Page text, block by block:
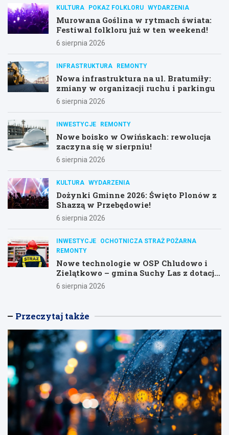
KULTURA POKAZ FOLKLORU WYDARZENIA
Murowana Goślina w rytmach świata:
Festiwal folkloru już w ten weekend!
6 sierpnia 2026
INFRASTRUKTURA REMONTY
Nowa infrastruktura na ul. Bratumiły:
zmiany w organizacji ruchu i parkingu
6 sierpnia 2026
INWESTYCJE REMONTY
Nowe boisko w Owińskach: rewolucja
zaczyna się w sierpniu!
6 sierpnia 2026
KULTURA WYDARZENIA
Dożynki Gminne 2026: Święto Plonów z
Shazzą w Przebędowie!
6 sierpnia 2026
INWESTYCJE
OCHOTNICZA STRAŻ POŻARNA
REMONTY
Nowe technologie w OSP Chludowo i
Zielątkowo – gmina Suchy Las z dotacją
na modernizację!
6 sierpnia 2026
Przeczytaj także